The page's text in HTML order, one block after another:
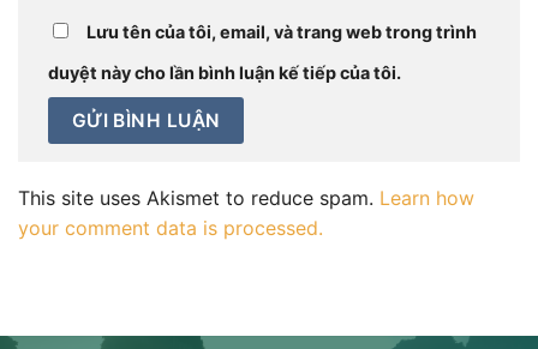
Lưu tên của tôi, email, và trang web trong trình
duyệt này cho lần bình luận kế tiếp của tôi.
This site uses Akismet to reduce spam. Learn how
your comment data is processed.